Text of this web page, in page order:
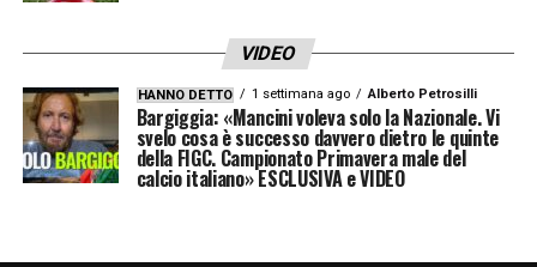
VIDEO
HANNO DETTO 1 settimana ago Alberto Petrosilli
Bargiggia: «Mancini voleva solo la Nazionale. Vi
svelo cosa è successo davvero dietro le quinte
della FIGC. Campionato Primavera male del
calcio italiano» ESCLUSIVA e VIDEO